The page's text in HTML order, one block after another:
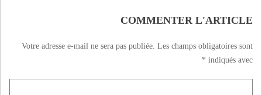
COMMENTER L'ARTICLE
Votre adresse e-mail ne sera pas publiée. Les champs obligatoires sont
indiqués avec
*